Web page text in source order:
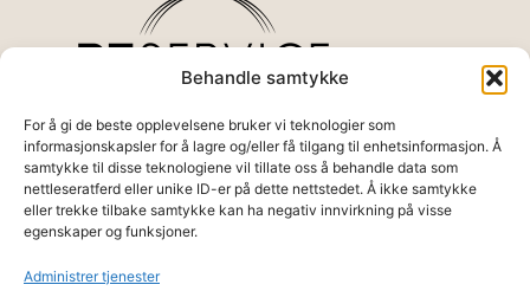
Behandle samtykke
For å gi de beste opplevelsene bruker vi teknologier som
informasjonskapsler for å lagre og/eller få tilgang til enhetsinformasjon. Å
samtykke til disse teknologiene vil tillate oss å behandle data som
nettleseratferd eller unike ID-er på dette nettstedet. Å ikke samtykke
eller trekke tilbake samtykke kan ha negativ innvirkning på visse
egenskaper og funksjoner.
Administrer tjenester
Det settes stor fokus på resultat basert
trening. Siden all trening/behandling skjer
med instruktør/behandler, styres
Tel:48 02 38 41